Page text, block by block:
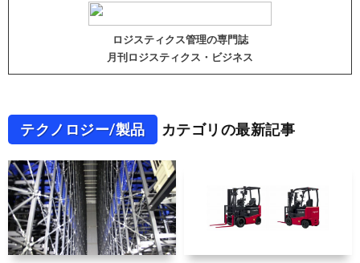
ロジスティクス管理の専門誌
月刊ロジスティクス・ビジネス
テクノロジー/製品 カテゴリの最新記事